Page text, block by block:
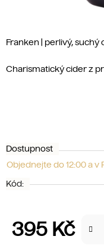
Franken | perlivý, suchý
Charismatický cider z
Dostupnost
Objednejte do 12:00 a
Kód:
395 Kč